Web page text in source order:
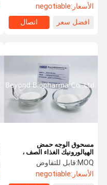
الأسعار:negotiable
افضل سعر
اتصال
مسحوق الوجه حمض
الهيالورونيك الغذاء الصف ،
حمض الهيالورونيك ومسحوق
الكولاجين
MOQ: قابل للتفاوض
الأسعار:negotiable